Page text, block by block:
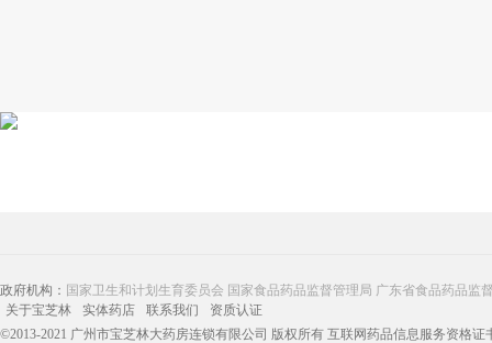
政府机构： 国家卫生和计划生育委员会 国家食品药品监督管理局 广东省食品药品监
关于宝芝林
实体药店 联系我们
资质认证
©2013-2021 广州市宝芝林大药房连锁有限公司 版权所有 互联网药品信息服务资格证